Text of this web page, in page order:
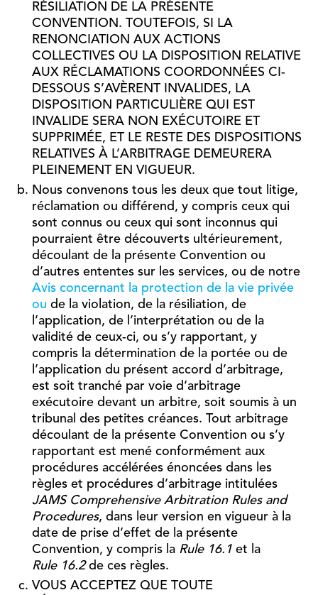
RÉSILIATION DE LA PRÉSENTE
CONVENTION. TOUTEFOIS, SI LA
RENONCIATION AUX ACTIONS
COLLECTIVES OU LA DISPOSITION RELATIVE
AUX RÉCLAMATIONS COORDONNÉES CI-
DESSOUS S’AVÈRENT INVALIDES, LA
DISPOSITION PARTICULIÈRE QUI EST
INVALIDE SERA NON EXÉCUTOIRE ET
SUPPRIMÉE, ET LE RESTE DES DISPOSITIONS
RELATIVES À L’ARBITRAGE DEMEURERA
PLEINEMENT EN VIGUEUR.
Nous convenons tous les deux que tout litige,
réclamation ou différend, y compris ceux qui
sont connus ou ceux qui sont inconnus qui
pourraient être découverts ultérieurement,
découlant de la présente Convention ou
d’autres ententes sur les services, ou de notre
Avis concernant la protection de la vie privée
ou de la violation, de la résiliation, de
l’application, de l’interprétation ou de la
validité de ceux-ci, ou s’y rapportant, y
compris la détermination de la portée ou de
l’application du présent accord d’arbitrage,
est soit tranché par voie d’arbitrage
exécutoire devant un arbitre, soit soumis à un
tribunal des petites créances. Tout arbitrage
découlant de la présente Convention ou s’y
rapportant est mené conformément aux
procédures accélérées énoncées dans les
règles et procédures d’arbitrage intitulées
JAMS Comprehensive Arbitration Rules and
Procedures, dans leur version en vigueur à la
date de prise d’effet de la présente
Convention, y compris la Rule 16.1 et la
Rule 16.2de ces règles.
VOUS ACCEPTEZ QUE TOUTE